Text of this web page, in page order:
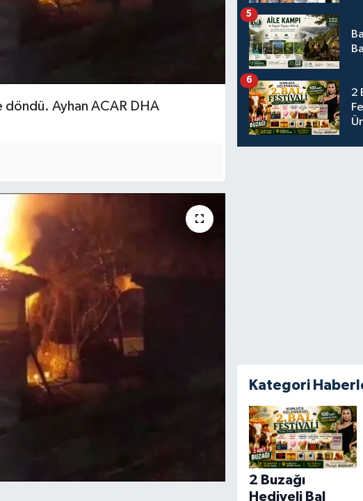
döndü. Ayhan ACAR DHA
5
2
6
Kategori
2 Buzağı
Hediyeli Bal